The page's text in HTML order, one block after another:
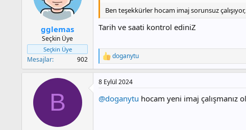
:
gglemas
Seçkin Üye
Seçkin Üye
Mesajlar 902
Ben teşekkürler hocam imaj sorunsuz
Tarih ve saati kontrol ediniZ
T
e
p
k
l
doganytu
B
8 Eylül 2024
@doganytu hocam yeni imaj çalışmanız